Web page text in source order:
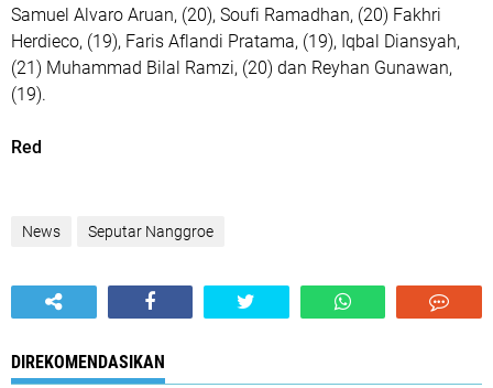
Samuel Alvaro Aruan, (20), Soufi Ramadhan, (20) Fakhri
Herdieco, (19), Faris Aflandi Pratama, (19), Iqbal Diansyah,
(21) Muhammad Bilal Ramzi, (20) dan Reyhan Gunawan,
(19).
Red
News Seputar Nanggroe
DIREKOMENDASIKAN